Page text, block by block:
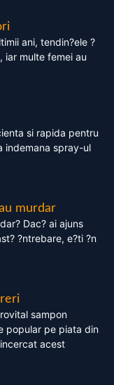
ani, tendin?ele ?
iar multe femei au
si rapida pentru
indemana spray-ul
murdar
Dac? ai ajuns
?ntrebare, e?ti ?n
sampon
popular pe piata din
acest